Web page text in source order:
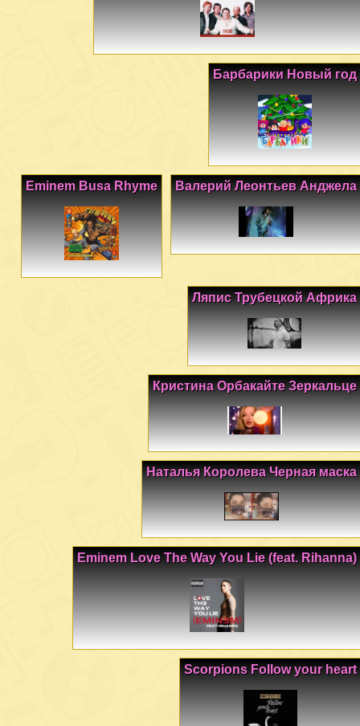
Барбарики Новый год
Валерий Леонтьев Анджела
Eminem Busa Rhyme
Ляпис Трубецкой Африка
Кристина Орбакайте Зеркальце
Наталья Королева Черная маска
Eminem Love The Way You Lie (feat. Rihanna)
Scorpions Follow your heart